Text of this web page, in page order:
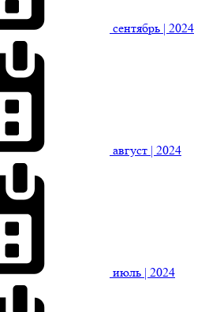
сентябрь | 2024
август | 2024
июль | 2024